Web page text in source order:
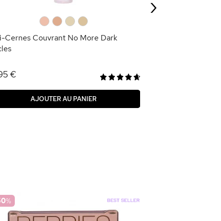
Cernes Couvrant No More Dark
€
AJOUTER AU PANIER
›
%